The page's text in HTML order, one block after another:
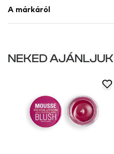
A márkáról
NEKED AJÁNLJUK